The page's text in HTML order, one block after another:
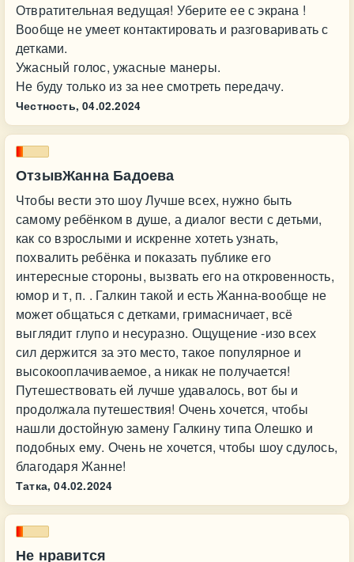
Отвратительная ведущая! Уберите ее с экрана !
Вообще не умеет контактировать и разговаривать с
детками.
Ужасный голос, ужасные манеры.
Не буду только из за нее смотреть передачу.
Честность, 04.02.2024
ОтзывЖанна Бадоева
Чтобы вести это шоу Лучше всех, нужно быть
самому ребёнком в душе, а диалог вести с детьми,
как со взрослыми и искренне хотеть узнать,
похвалить ребёнка и показать публике его
интересные стороны, вызвать его на откровенность,
юмор и т, п. . Галкин такой и есть Жанна-вообще не
может общаться с детками, гримасничает, всё
выглядит глупо и несуразно. Ощущение -изо всех
сил держится за это место, такое популярное и
высокооплачиваемое, а никак не получается!
Путешествовать ей лучше удавалось, вот бы и
продолжала путешествия! Очень хочется, чтобы
нашли достойную замену Галкину типа Олешко и
подобных ему. Очень не хочется, чтобы шоу сдулось,
благодаря Жанне!
Татка, 04.02.2024
Не нравится